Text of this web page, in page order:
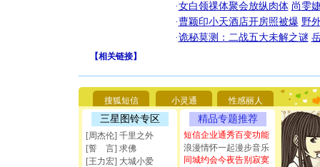
·女白领祼体聚会放纵肉体 尚雯
·曹颖印小天酒店开房照被爆 野
·诡秘莫测：二战五大未解之谜
【相关链接】
搜狐短信 小灵通 性感丽人
三星图铃专区
[周杰伦] 千里之外
[誓 言] 求佛
[王力宏] 大城小爱
精品专题推荐
短信企业通秀百变功能
浪漫情怀一起漫步音乐
同城约会今夜告别寂寞
你太多，
要平安！
[圣诞节]
能正大光
天都要快
[圣诞节]
如意,快
[元旦]看